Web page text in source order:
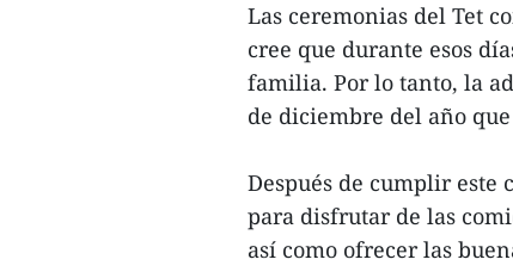
Las ceremonias del Tet
cree que durante esos
familia. Por lo tanto, la
de diciembre del año
Después de cumplir
para disfrutar de las
así como ofrecer las